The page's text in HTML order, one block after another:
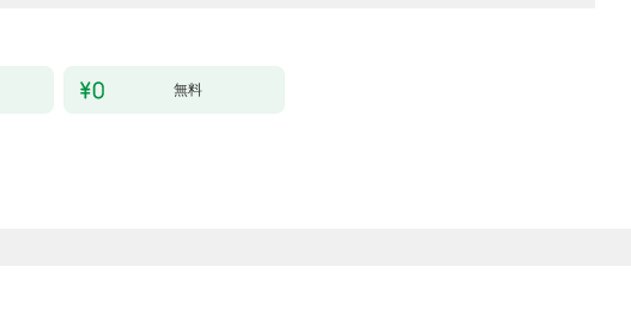
無料